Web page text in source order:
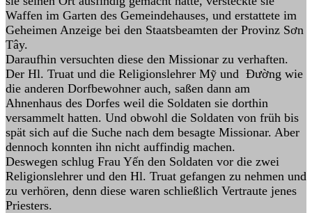
Waffen im Garten des Gemeindehauses, und erstattete im
Geheimen Anzeige bei den Staatsbeamten der Provinz Sơn
Tây.
Daraufhin versuchten diese den Missionar zu verhaften.
Der Hl. Truat und die Religionslehrer Mỹ und Đường wie
die anderen Dorfbewohner auch, saßen dann am
Ahnenhaus des Dorfes weil die Soldaten sie dorthin
versammelt hatten. Und obwohl die Soldaten von früh bis
spät sich auf die Suche nach dem besagte Missionar. Aber
dennoch konnten ihn nicht auffindig machen.
Deswegen schlug Frau Yến den Soldaten vor die zwei
Religionslehrer und den Hl. Truat gefangen zu nehmen und
zu verhören, denn diese waren schließlich Vertraute jenes
Priesters.